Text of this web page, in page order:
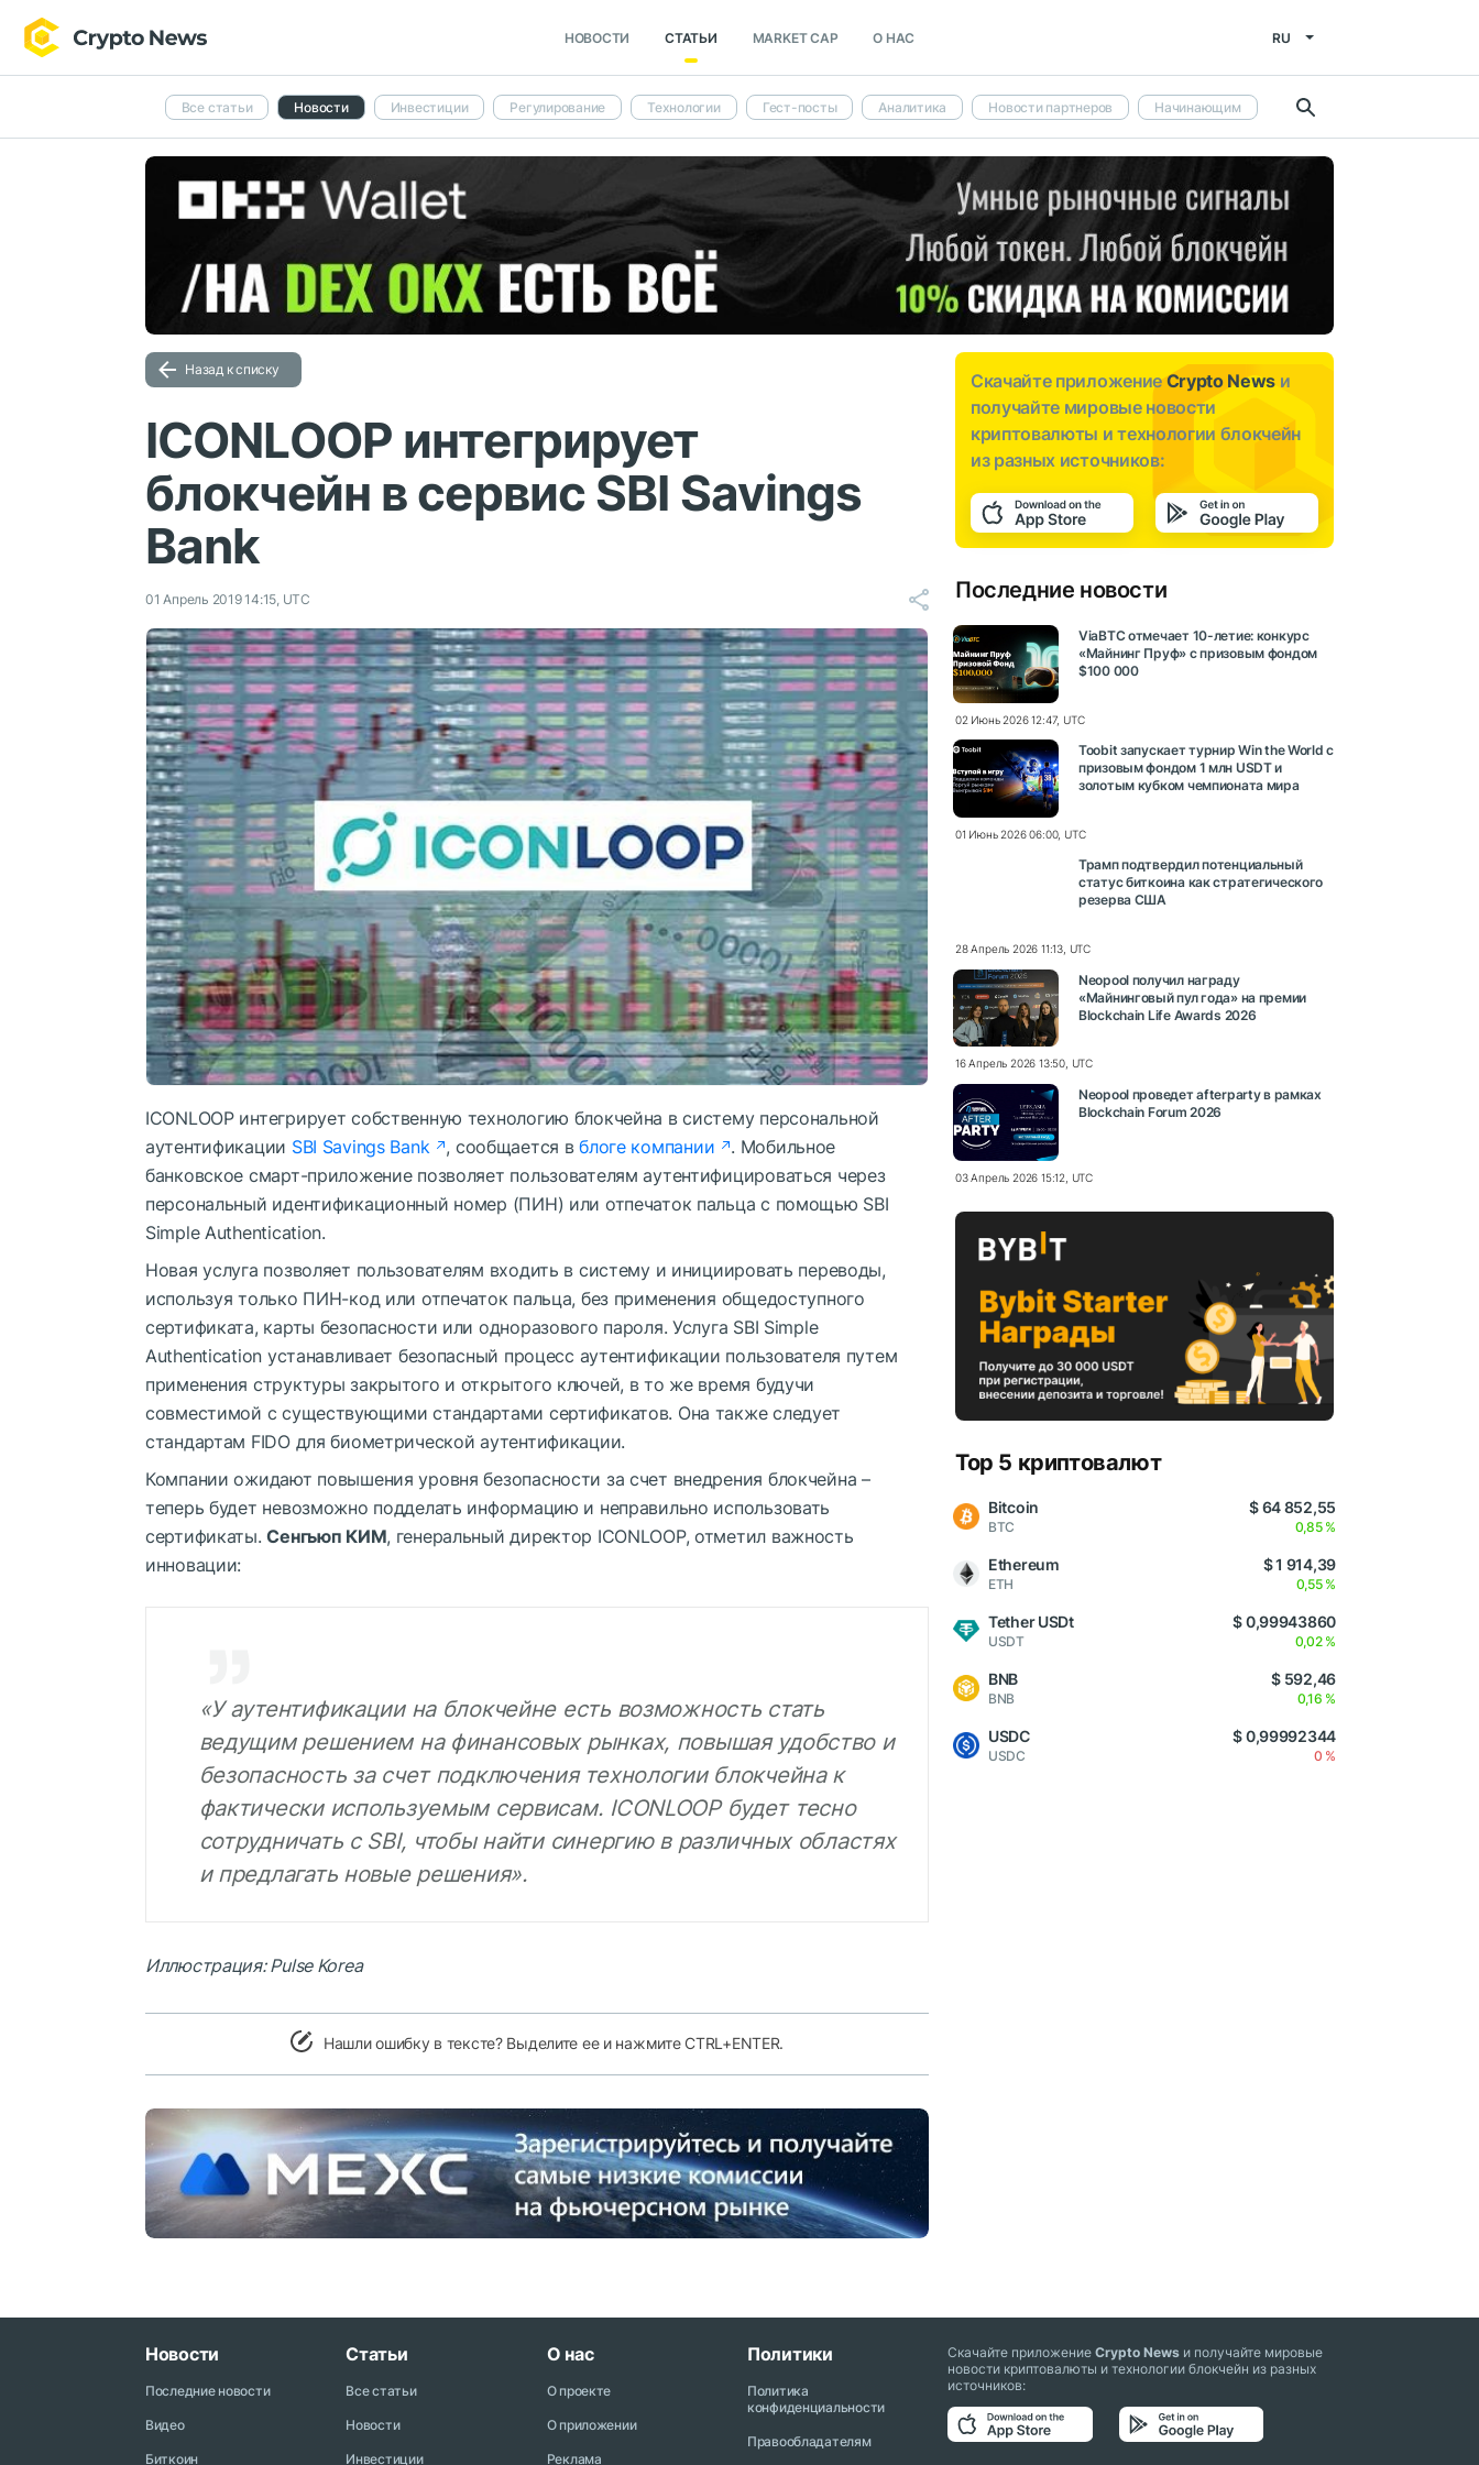
НОВОСТИ СТАТЬИ MARKET CAP О НАС RU
Все статьи Новости Инвестиции Регулирование Технологии Гест-посты Аналитика Новости партнеров Начинающим
Назад к списку
ICONLOOP интегрирует
блокчейн в сервис SBI Savings
Bank
01 Апрель 2019 14:15, UTC
ICONLOOP интегрирует собственную технологию блокчейна в систему персональной
аутентификации SBI Savings Bank , сообщается вблоге компании
. Мобильное
банковское смарт-приложение позволяет пользователям аутентифицироваться через
персональный идентификационный номер (ПИН) или отпечаток пальца с помощью SBI
Simple Authentication.
Новая услуга позволяет пользователям входить в систему и инициировать переводы,
используя только ПИН-код или отпечаток пальца, без применения общедоступного
сертификата, карты безопасности или одноразового пароля. Услуга SBI Simple
Authentication устанавливает безопасный процесс аутентификации пользователя путем
применения структуры закрытого и открытого ключей, в то же время будучи
совместимой с существующими стандартами сертификатов. Она также следует
стандартам FIDO для биометрической аутентификации.
Компании ожидают повышения уровня безопасности за счет внедрения блокчейна –
теперь будет невозможно подделать информацию и неправильно использовать
сертификаты.Сенгьюп КИМ, генеральный директор ICONLOOP, отметил важность
инновации:
«У аутентификации на блокчейне есть возможность стать
ведущим решением на финансовых рынках, повышая удобство и
безопасность за счет подключения технологии блокчейна к
фактически используемым сервисам. ICONLOOP будет тесно
сотрудничать с SBI, чтобы найти синергию в различных областях
и предлагать новые решения».
Иллюстрация: Pulse Korea
Нашли ошибку в тексте? Выделите ее и нажмите CTRL+ENTER.
Скачайте приложениеCrypto News и
получайте мировые новости
криптовалюты и технологии блокчейн
из разных источников:
Последние новости
ViaBTC отмечает 10-летие: конкурс
«Майнинг Пруф» с призовым фондом
$100 000
02 Июнь 2026 12:47, UTC
Toobit запускает турнир Win the World с
призовым фондом 1 млн USDT и
золотым кубком чемпионата мира
01 Июнь 2026 06:00, UTC
Трамп подтвердил потенциальный
статус биткоина как стратегического
резерва США
28 Апрель 2026 11:13, UTC
Neopool получил награду
«Майнинговый пул года» на премии
Blockchain Life Awards 2026
16 Апрель 2026 13:50, UTC
Neopool проведет afterparty в рамках
Blockchain Forum 2026
03 Апрель 2026 15:12, UTC
Top 5 криптовалют
Bitcoin
BTC
$ 64 852,55
0,85 %
Ethereum
ETH
$ 1 914,39
0,55 %
Tether USDt
USDT
$ 0,99943860
0,02 %
BNB
BNB
$ 592,46
0,16 %
USDC
USDC
$ 0,99992344
0 %
Новости
Последние новости
Видео
Биткоин
Статьи
Все статьи
Новости
Инвестиции
О нас
О проекте
О приложении
Реклама
Политики
Политика
конфиденциальности
Правообладателям
Скачайте приложениеCrypto News и получайте мировые
новости криптовалюты и технологии блокчейн из разных
источников: